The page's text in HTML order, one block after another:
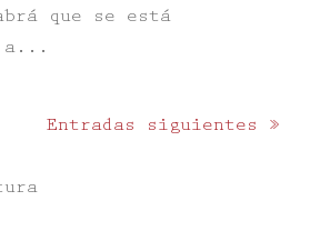
que se está
a...
Entradas siguientes »